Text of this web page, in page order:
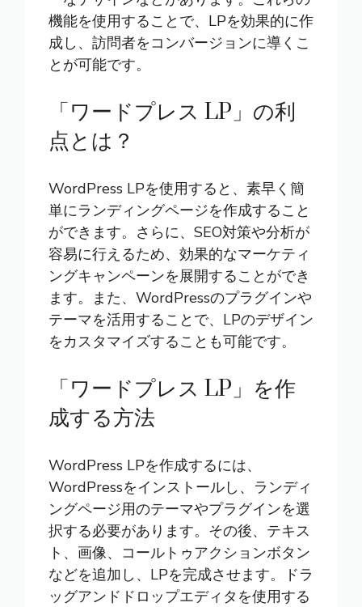
機能を使用することで、LPを効果的に作
成し、訪問者をコンバージョンに導くこ
とが可能です。
「ワードプレス LP」の利
点とは？
WordPress LPを使用すると、素早く簡
単にランディングページを作成すること
ができます。さらに、SEO対策や分析が
容易に行えるため、効果的なマーケティ
ングキャンペーンを展開することができ
ます。また、WordPressのプラグインや
テーマを活用することで、LPのデザイン
をカスタマイズすることも可能です。
「ワードプレス LP」を作
成する方法
WordPress LPを作成するには、
WordPressをインストールし、ランディ
ングページ用のテーマやプラグインを選
択する必要があります。その後、テキス
ト、画像、コールトゥアクションボタン
などを追加し、LPを完成させます。ドラ
ッグアンドドロップエディタを使用する